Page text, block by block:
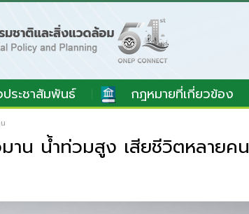
ประชาสัมพันธ์ กฎหมายที่เกี่ยวข้อง
าน น้ำท่วมสูง เสียชีวิตหลายคน